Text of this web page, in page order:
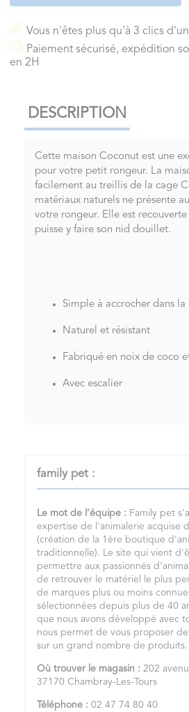
Vous n'êtes plus qu'à 3 clics
Paiement sécurisé, expédition
en 2H
DESCRIPTION
Cette maison Coconut est une
pour votre petit rongeur. La
facilement au treillis de la cage
matériaux naturels ne présente
votre rongeur. Elle est recouverte
puisse y faire son nid douillet.
Simple à accrocher dans la
Naturel et résistant
Fabriqué en noix de coco
Avec escalier
family pet :
Le mot de l’équipe : Family pet
expertise de l'animalerie acquise
(création de la 1ère boutique
traditionnelle). Le site qui vient
permettre aux passionnés
de retrouver le matériel le plus
de marques plus ou moins
sélectionnées depuis plus de 40
que nous avons développé avec
nous permet de vous proposer
sur un grand nombre de produits.
Où trouver le magasin : 202
37170 Chambray-Les-Tours
Téléphone : 02 47 74 80 40